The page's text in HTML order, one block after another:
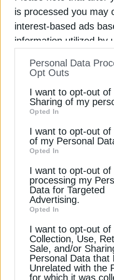
is processed you may
interest-based ads
information utilized by
to your opt-out. You
information by third
of downstream
information may also
third parties on the
Downstream
disclose it to other
Personal Data
Opt Outs
I want to opt-out of
Sharing of my
Opted In
I want to opt-out of
of my Personal
Opted In
I want to opt-out of
processing my
Data for Targeted
Advertising.
Opted In
I want to opt-out of
Collection, Use,
Sale, and/or
Personal Data that
Unrelated with the
for which it was
ευρωπαϊκές οδηγίες».
Διαβάστε ακόμη
Πάροχοι ρεύματος:
Οι 3 βελτιώσεις για να
Κάθετου Διαδρόμου
ΔΕΗ Ανανεώσιμες: Το
πρώτος πιλοτικός
GREEN TANK GREENPEACE
ΥΠΟΥΡΓΕΙΟ ΠΕΡΙΒΑΛΛΟΝΤΟΣ ΚΑΙ